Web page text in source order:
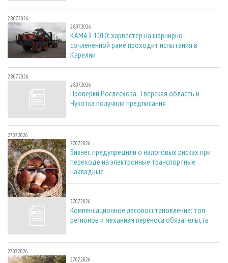
28.07.2026
28.07.2026
КАМАЗ-1010: харвестер на шарнирно-
сочлененной раме проходит испытания в
Карелии
28.07.2026
28.07.2026
Проверки Рослесхоза: Тверская область и
Чукотка получили предписания
27.07.2026
27.07.2026
Бизнес предупредили о налоговых рисках при
переходе на электронные транспортные
накладные
27.07.2026
27.07.2026
Компенсационное лесовосстановление: топ
регионов и механизм переноса обязательств
27.07.2026
27.07.2026